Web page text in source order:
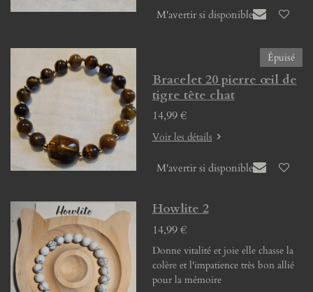
M'avertir si disponible
Épuisé
Bracelet 20 pierre œil de
tigre tête chat
14,99 €
Voir les détails
M'avertir si disponible
Howlite 2
14,99 €
Donne vitalité et joie elle chasse la
colère et l'impatience très bon allié
pour la mémoire